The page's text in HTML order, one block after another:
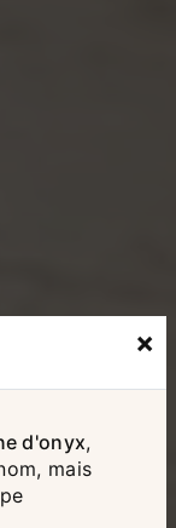
×
d'onyx,
mais